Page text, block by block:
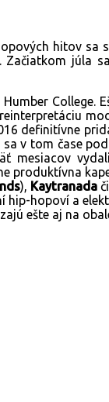
hitov sa
Začiatkom júla
College.
definitívne
sa v tom čase
mesiacov
produktívna
), Kaytranada či
hopoví a
ešte aj na